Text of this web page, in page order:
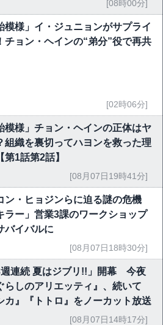
[08時00分]
模様」イ・ジュニョンがサプライ
チョン・ヘインの“弟分”役で再共
[02時06分]
模様」チョン・ヘインの正体はヤ
組織を裏切ってハヨンを救った理
第1話第2話】
[08月07日19時41分]
ン・ヒョジンらに迫る謎の危機
ラー」営業3課のワークショップ
バイバルに
[08月07日18時30分]
連続 夏はジブリ!!」開幕 今夜
らしのアリエッティ』、続いて
カ』『トトロ』をノーカット放送
[08月07日14時17分]